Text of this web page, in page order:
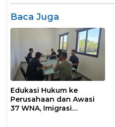
Baca Juga
Edukasi Hukum ke
Perusahaan dan Awasi
37 WNA, Imigrasi